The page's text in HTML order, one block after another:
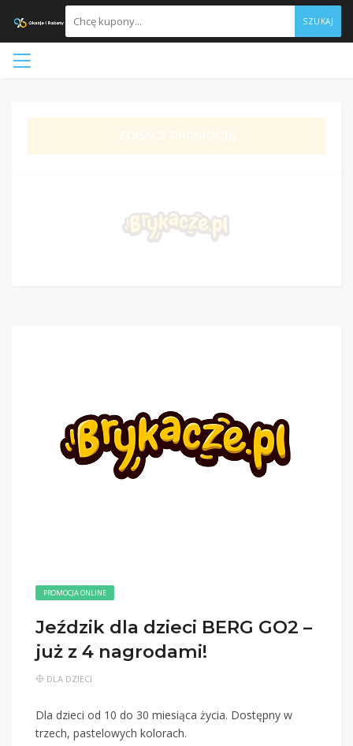
SZUKAJ
ZOBACZ PROMOCJĘ
PROMOCJA ONLINE
Jeździk dla dzieci BERG GO2 –
już z 4 nagrodami!
DLA DZIECI
Dla dzieci od 10 do 30 miesiąca życia. Dostępny w
trzech, pastelowych kolorach.